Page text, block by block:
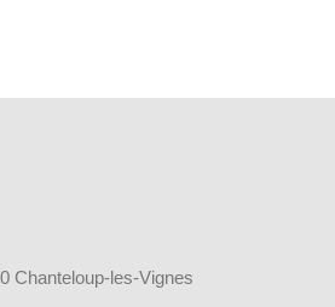
Chanteloup-les-Vignes